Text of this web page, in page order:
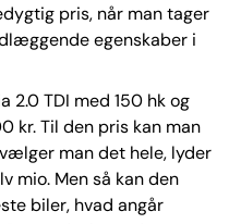
pris, når man tager
egenskaber i
2.0 TDI med 150 hk og
kr. Til den pris kan man
man det hele, lyder
mio. Men så kan den
biler, hvad angår